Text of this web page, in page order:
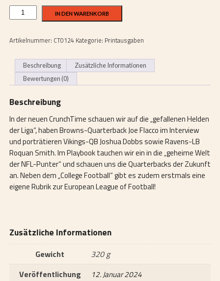
CrunchTime
1/24 IN DEN WARENKORB
Artikelnummer: CT0124 Kategorie: Printausgaben
Beschreibung
Zusätzliche Informationen
Bewertungen (0)
Beschreibung
In der neuen CrunchTime schauen wir auf die „gefallenen Helden
der Liga“, haben Browns-Quarterback Joe Flacco im Interview
und porträtieren Vikings-QB Joshua Dobbs sowie Ravens-LB
Roquan Smith. Im Playbook tauchen wir ein in die „geheime Welt
der NFL-Punter“ und schauen uns die Quarterbacks der Zukunft
an. Neben dem „College Football“ gibt es zudem erstmals eine
eigene Rubrik zur European League of Football!
Zusätzliche Informationen
Gewicht
320 g
Veröffentlichung
12. Januar 2024